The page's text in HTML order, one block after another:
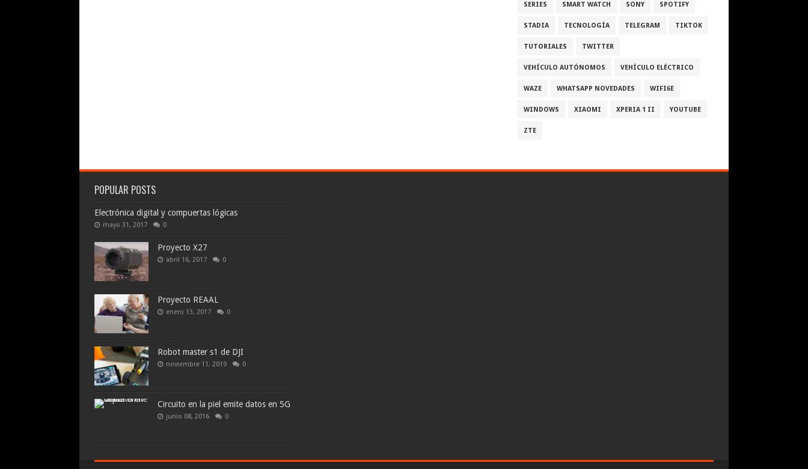
SERIES SMART WATCH SONY SPOTIFY
STADIA TECNOLOGÍA TELEGRAM TIKTOK
TUTORIALES TWITTER
VEHÍCULO AUTÓNOMOS VEHÍCULO ELÉCTRICO
WAZE WHATSAPP NOVEDADES WIFI6E
WINDOWS XIAOMI XPERIA 1 II YOUTUBE
ZTE
POPULAR POSTS
Electrónica digital y compuertas lógicas
mayo 31, 2017 0
Proyecto X27
abril 16, 2017 0
Proyecto REAAL
enero 13, 2017 0
Robot master s1 de DJI
noviembre 11, 2019 0
Circuito en la piel emite datos en 5G
junio 08, 2016 0